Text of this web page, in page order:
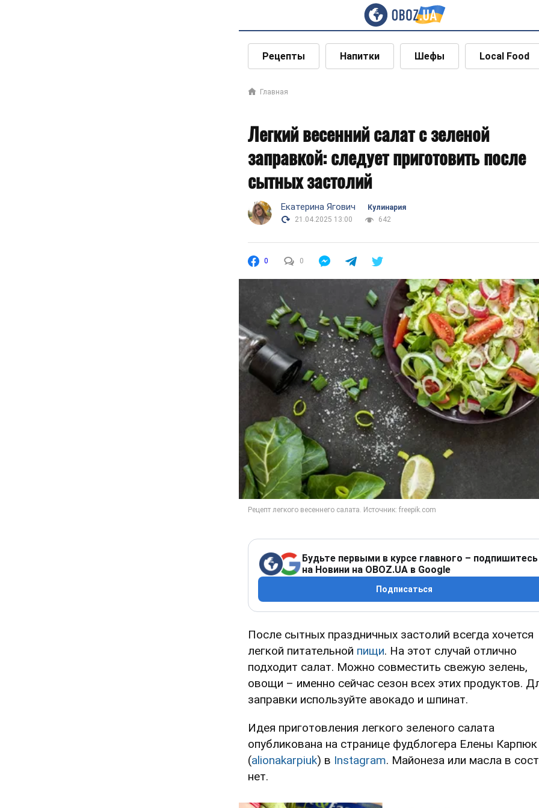
Рецепты Напитки Шефы Local Food
Главная
Легкий весенний салат с зеленой
заправкой: следует приготовить после
сытных застолий
Екатерина Ягович
Кулинария
21.04.2025 13:00
642
0 0
Будьте первыми в курсе главного – подпишитесь
на Новини на OBOZ.UA в Google
Подписаться
После сытных праздничных застолий всегда хочется
легкой питательной пищи. На этот случай отлично
подходит салат. Можно совместить свежую зелень,
овощи – именно сейчас сезон всех этих продуктов.
заправки используйте авокадо и шпинат.
Идея приготовления легкого зеленого салата
опубликована на странице фудблогера Елены Карпюк
(alionakarpiuk) в Instagram. Майонеза или масла в
нет.